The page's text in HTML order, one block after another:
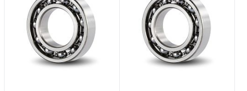
Купить в 1
К
сравнению
В избранное
В наличии
Купить в 1
К
сравнению
В избранное
В наличии